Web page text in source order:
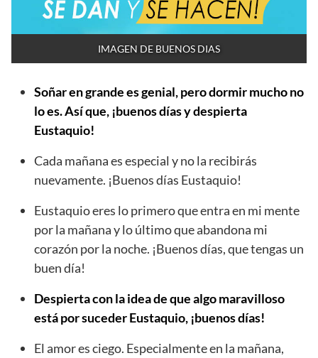
IMAGEN DE BUENOS DIAS
Soñar en grande es genial, pero dormir mucho no
lo es. Así que, ¡buenos días y despierta
Eustaquio!
Cada mañana es especial y no la recibirás
nuevamente. ¡Buenos días Eustaquio!
Eustaquio eres lo primero que entra en mi mente
por la mañana y lo último que abandona mi
corazón por la noche. ¡Buenos días, que tengas un
buen día!
Despierta con la idea de que algo maravilloso
está por suceder Eustaquio, ¡buenos días!
El amor es ciego. Especialmente en la mañana,